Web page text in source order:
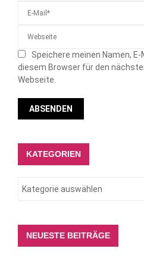
Speichere meinen Namen,
diesem Browser für den
Webseite.
KATEGORIEN
NEUESTE BEITRÄGE